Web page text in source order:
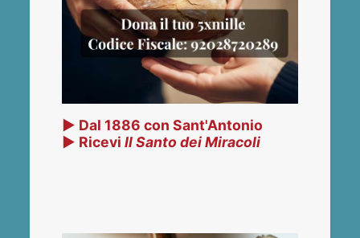
▶ Dal 1886 con Sant'Antonio
▶ RiceviIl Santo dei Miracoli